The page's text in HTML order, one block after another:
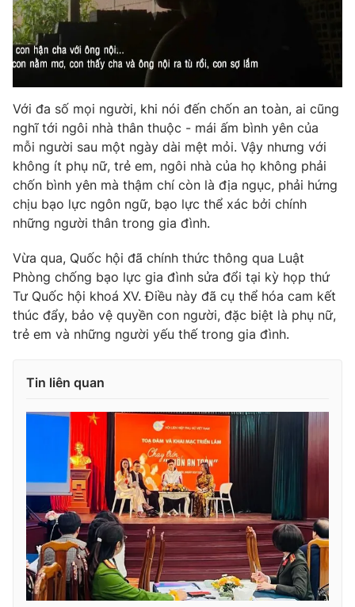
VTV Money VTV Thể thao
VTV Sức khoẻ Bất động sản
Thị trường 24h Tấm lòng Việt
VTV4 Vươn mình bằng AI
VTV9 VTV8
THỜI BÁO VTV
Cơ quan chủ quản:
Đài Truyền hình Việt Nam
Cơ quan báo chí:Thời báo VTV
Giấy phép hoạt động báo in và báo điện tử số 483/GP-BTTTT
cấp ngày 29/12/2023
Tổng Biên tập: Vũ Thanh Thủy
Phó Tổng Biên tập:Nguyễn Thị Mỹ Hạnh, Phạm Quốc Thắng,
Nguyễn Trọng Ninh
Tổng đài VTV: 024.38 355 931 - 024.38 355 932
Với đa số mọi người, khi nói đến chốn an toàn, ai cũng
nghĩ tới ngôi nhà thân thuộc - mái ấm bình yên của
mỗi người sau một ngày dài mệt mỏi. Vậy nhưng với
không ít phụ nữ, trẻ em, ngôi nhà của họ không phải
chốn bình yên mà thậm chí còn là địa ngục, phải hứng
chịu bạo lực ngôn ngữ, bạo lực thể xác bởi chính
những người thân trong gia đình.
Vừa qua, Quốc hội đã chính thức thông qua Luật
Phòng chống bạo lực gia đình sửa đổi tại kỳ họp thứ
Tư Quốc hội khoá XV. Điều này đã cụ thể hóa cam kết
thúc đẩy, bảo vệ quyền con người, đặc biệt là phụ nữ,
trẻ em và những người yếu thế trong gia đình.
Tin liên quan